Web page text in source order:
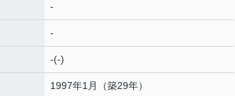
-
-
-(-)
1997年1月（築29年）